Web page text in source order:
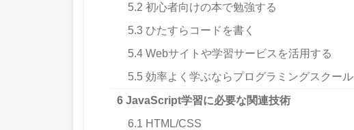
5.2 初心者向けの本で勉強する
5.3 ひたすらコードを書く
5.4 Webサイトや学習サービスを活用する
5.5 効率よく学ぶならプログラミングスクール
6 JavaScript学習に必要な関連技術
6.1 HTML/CSS